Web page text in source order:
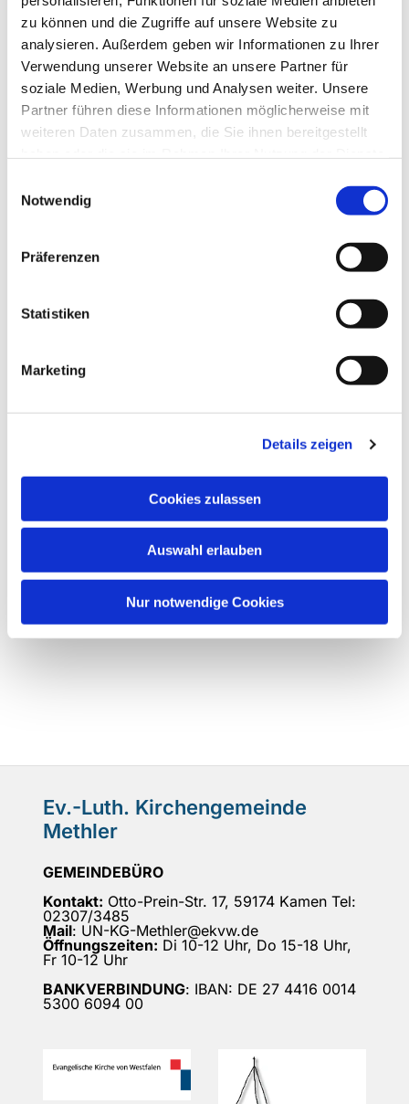
zu können und die Zugriffe auf unsere Website zu
analysieren. Außerdem geben wir Informationen zu Ihrer
Verwendung unserer Website an unsere Partner für
soziale Medien, Werbung und Analysen weiter. Unsere
Partner führen diese Informationen möglicherweise mit
weiteren Daten zusammen, die Sie ihnen bereitgestellt
Notwendig
Präferenzen
Statistiken
Marketing
Details zeigen
Cookies zulassen
Auswahl erlauben
Nur notwendige Cookies
Ev.-Luth. Kirchengemeinde
Methler
GEMEINDEBÜRO
Kontakt: Otto-Prein-Str. 17, 59174 Kamen Tel:
02307/3485
Mail: UN-KG-Methler@ekvw.de
Öffnungszeiten: Di 10-12 Uhr, Do 15-18 Uhr,
Fr 10-12 Uhr
BANKVERBINDUNG: IBAN: DE 27 4416 0014
5300 6094 00